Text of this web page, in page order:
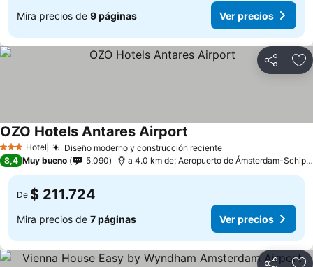
Mira precios de 9 páginas Ver precios
Compartir
3 Estrellas
Hotel Diseño moderno y construcción reciente
OZO Hotels Antares Airport
8,4 Muy bueno 5.090 a 4.0 km de: Aeropuerto de Ámsterdam-Schiphol
De $ 211.724
Mira precios de 7 páginas Ver precios